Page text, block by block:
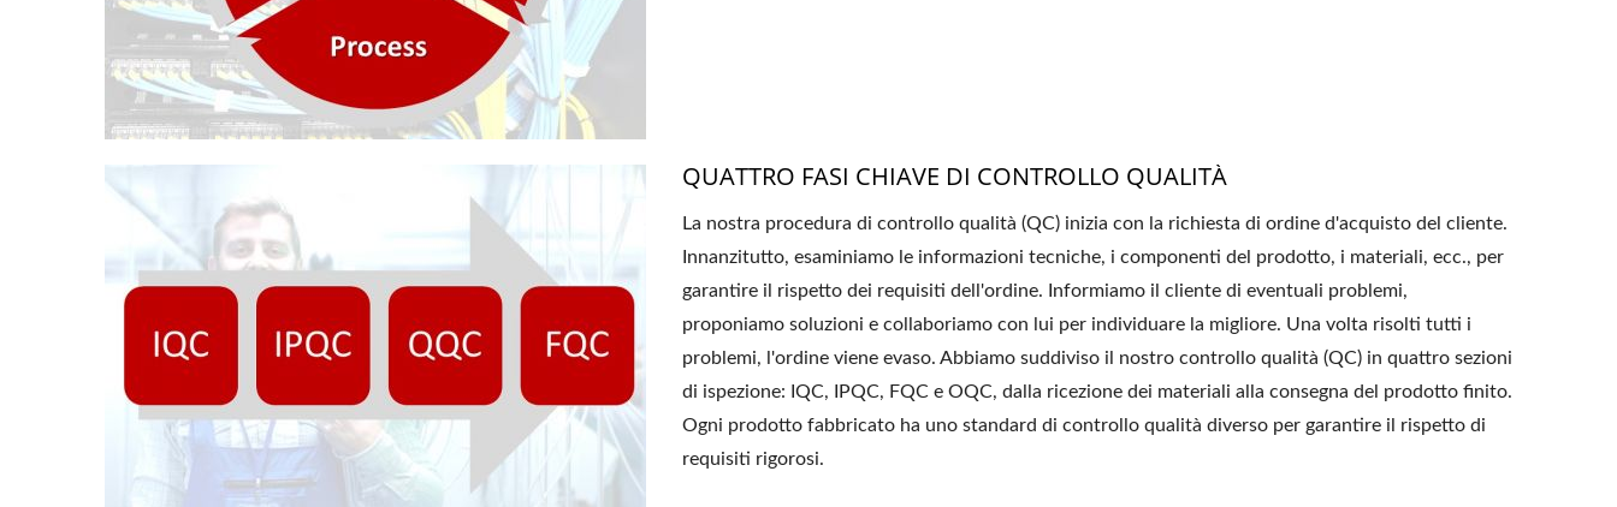
QUATTRO FASI CHIAVE DI CONTROLLO QUALITÀ
La nostra procedura di controllo qualità (QC) inizia con la richiesta di ordine d'acquisto del cliente.
Innanzitutto, esaminiamo le informazioni tecniche, i componenti del prodotto, i materiali, ecc., per
garantire il rispetto dei requisiti dell'ordine. Informiamo il cliente di eventuali problemi,
proponiamo soluzioni e collaboriamo con lui per individuare la migliore. Una volta risolti tutti i
problemi, l'ordine viene evaso. Abbiamo suddiviso il nostro controllo qualità (QC) in quattro sezioni
di ispezione: IQC, IPQC, FQC e OQC, dalla ricezione dei materiali alla consegna del prodotto finito.
Ogni prodotto fabbricato ha uno standard di controllo qualità diverso per garantire il rispetto di
requisiti rigorosi.